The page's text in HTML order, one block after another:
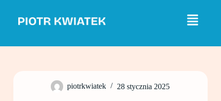
j
piotrkwiatek 28 stycznia 2025